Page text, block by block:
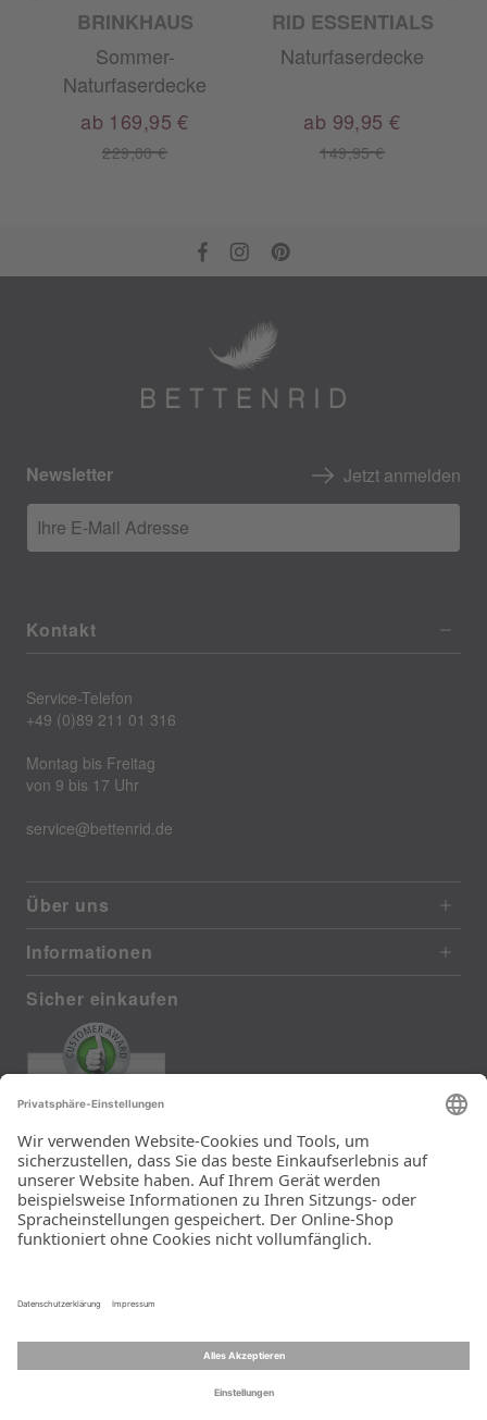
BRINKHAUS
Sommer-
Naturfaserdecke
229,00 €
ab 169,95 €
RID ESSENTIALS
Naturfaserdecke
149,95 €
ab 99,95 €
Newsletter Jetzt anmelden
Ihre E-Mail Adresse
Kontakt
Service-Telefon
+49 (0)89 211 01 316
Montag bis Freitag
von 9 bis 17 Uhr
service@bettenrid.de
Über uns
Informationen
Sicher einkaufen
372 reviews from real customers
(last 12 months)
Total: 11290
Die Auswahl und die
Einfachheit der
Bestellung.